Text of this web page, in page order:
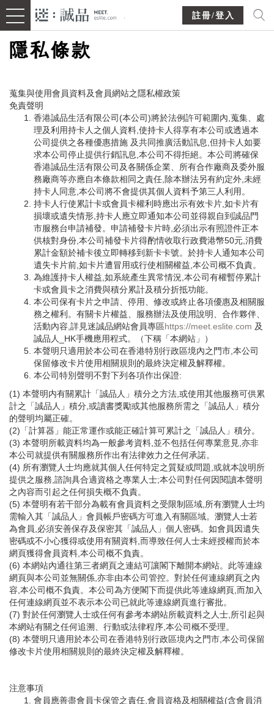
註冊/登入
隱私條款
蒐集與使用會員資料及會員網站之隱私權政策
免責聲明
香港誠品生活有限公司(本公司)將於法例許可範圍內,蒐集、處
理及利用持卡人之個人資料,使持卡人得享有本公司或透過本
公司提供之各種優惠措施 及共同推廣活動訊息,但持卡人如要
求本公司停止提供行銷訊息,本公司不得拒絕。本公司將確保
香港誠品生活有限公司及各關係企業、所有合作廠商及委外服
務廠商等亦應自本條款相同之責任,除本辦法另有約定外,未經
持卡人同意,本公司將不會提供其個人資料予第三人利用。
持卡人行使累計卡或會員卡權利時應出示有效卡片,如卡片有
損壞或遺失情形,持卡人應立即通知本公司並得親自到誠品門
市服務台申請補發。申請補發卡片時,必須出示有照證件正本
供核對身份,本公司補發卡片得酌情收取行政費港幣50元,消費
累計金額於補卡後立即轉移到新卡卡號。於持卡人通知本公司
遺失卡片前,如卡片遭冒用或行使相關權益,本公司概不負責。
為維護持卡人權益,如系統產生異常情況,本公司有權暫停累計
卡或會員卡之消費與積分累計及積分折抵功能。
本公司保有卡片之申請、停用、修改或終止各項優惠及相關服
務之權利。有關卡片權益、服務辦法及使用說明、合作夥伴、
活動內容,詳見迷誠品網站會員專區https://meet.eslite.com 及
誠品人_HK手機應用程式。（下稱「本網站」）
本聲明只適用於本公司在香港特別行政區境內之門市,本公司
保留修改卡片使用相關規則的最終決定權及解釋權。
本公司特別聲明不對下列各項作出保證:
(1) 本聲明内有關累計「誠品人」積分之方法,或使用其他服務可供累
計之「誠品人」積分,或讀書獎勵或其他服務所需之「誠品人」積分
的聲明均屬正確。
(2)「計算器」能正常運作或能正確計算可累計之「誠品人」積分。
(3) 本聲明所載資料均為一般參考資料,並不包括任何專業意見,亦非
本公司就提供有關服務所作出有法律效力之任何承諾。
(4) 所有瀏覽人士均應就其個人任何特定之質疑或問題,或就本說明所
提供之服務,諮詢具合適資格之專業人士;本公司對任何因閱讀本聲明
之內容而引起之任何損失概不負責。
(5) 本聲明有若干部分為載有會員資料之受限制區域,所有瀏覽人士均
需輸入其「誠品人」會員帳戶密碼方可進入有關區域。瀏覽人士若
為會員,必須安善保存及保密其「誠品人」個人密碼。如會員因遺失
密碼或不小心獲得或使用有關資料,而導致任何人士未經授權而於本
網頁獲得會員資料,本公司概不負責。
(6) 本網站內通往第三者網頁之連結可讓閣下離開本網站。此等連線
網頁與本公司並無關係,亦非由本公司管控。對於任何連線網頁之內
容,本公司概不負責。本公司為方便閣下而提供此等連線網頁,而加入
任何連線網頁並不表示本公司已就此等連線網頁進行審批。
(7) 對於任何瀏覽人士或任何有參考本網站所載資料之人士,所引起與
本網站有關之任何追溯、行動或法律程序,本公司概不受理。
(8) 本聲明只適用於本公司在香港特別行政區境內之門市,本公司保留
修改卡片使用相關規則的最終決定權及解釋權。
注意事項
會員應善盡會員卡保管之責任,會員資格及相關權益(含會員消